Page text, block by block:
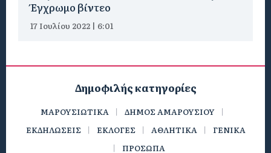
Έγχρωμο βίντεο
17 Ιουλίου 2022 | 6:01
Δημοφιλής κατηγορίες
ΜΑΡΟΥΣΙΩΤΙΚΑ
ΔΗΜΟΣ ΑΜΑΡΟΥΣΙΟΥ
ΕΚΔΗΛΩΣΕΙΣ
ΕΚΛΟΓΕΣ ΑΘΛΗΤΙΚΑ
ΓΕΝΙΚΑ
ΠΡΟΣΩΠΑ